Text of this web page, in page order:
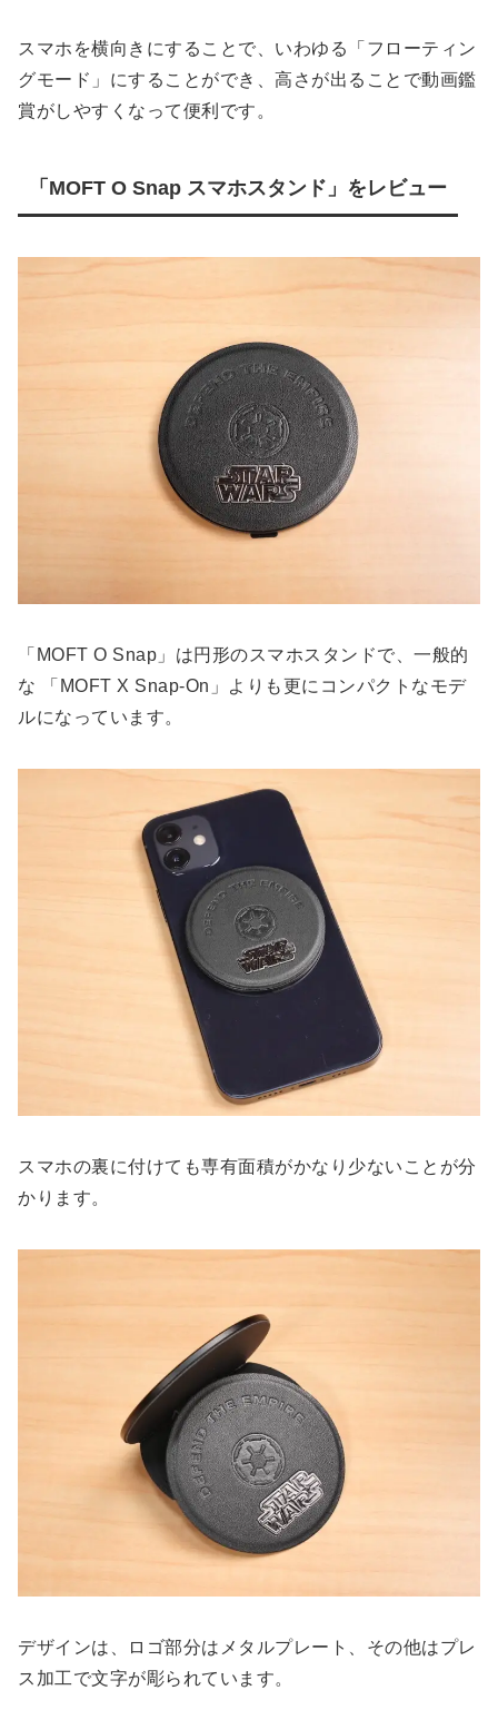
スマホを横向きにすることで、いわゆる「フローティン
グモード」にすることができ、高さが出ることで動画鑑
賞がしやすくなって便利です。
「MOFT O Snap スマホスタンド」をレビュー
「MOFT O Snap」は円形のスマホスタンドで、一般的
な 「MOFT X Snap-On」よりも更にコンパクトなモデ
ルになっています。
スマホの裏に付けても専有面積がかなり少ないことが分
かります。
デザインは、ロゴ部分はメタルプレート、その他はプレ
ス加工で文字が彫られています。